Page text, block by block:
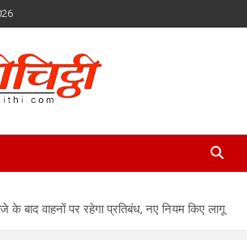
के बाद वाहनों पर रहेगा प्रतिबंध, नए नियम किए लागू